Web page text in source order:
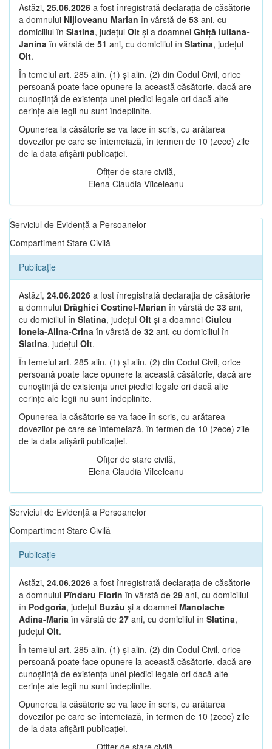
Astăzi, 25.06.2026 a fost înregistrată declarația de căsătorie
a domnului Nijloveanu Marian în vârstă de 53 ani, cu
domiciliul în Slatina, județul Olt și a doamnei Ghiță Iuliana-
Janina în vârstă de 51 ani, cu domiciliul în Slatina, județul
Olt.
În temeiul art. 285 alin. (1) și alin. (2) din Codul Civil, orice
persoană poate face opunere la această căsătorie, dacă are
cunoștință de existența unei piedici legale ori dacă alte
cerințe ale legii nu sunt îndeplinite.
Opunerea la căsătorie se va face în scris, cu arătarea
dovezilor pe care se întemeiază, în termen de 10 (zece) zile
de la data afișării publicației.
Ofițer de stare civilă,
Elena Claudia Vîlceleanu
Serviciul de Evidență a Persoanelor
Compartiment Stare Civilă
Publicație
Astăzi, 24.06.2026 a fost înregistrată declarația de căsătorie
a domnului Drăghici Costinel-Marian în vârstă de 33 ani,
cu domiciliul în Slatina, județul Olt și a doamnei Ciulcu
Ionela-Alina-Crina în vârstă de 32 ani, cu domiciliul în
Slatina, județul Olt.
În temeiul art. 285 alin. (1) și alin. (2) din Codul Civil, orice
persoană poate face opunere la această căsătorie, dacă are
cunoștință de existența unei piedici legale ori dacă alte
cerințe ale legii nu sunt îndeplinite.
Opunerea la căsătorie se va face în scris, cu arătarea
dovezilor pe care se întemeiază, în termen de 10 (zece) zile
de la data afișării publicației.
Ofițer de stare civilă,
Elena Claudia Vîlceleanu
Serviciul de Evidență a Persoanelor
Compartiment Stare Civilă
Publicație
Astăzi, 24.06.2026 a fost înregistrată declarația de căsătorie
a domnului Pîndaru Florin în vârstă de 29 ani, cu domiciliul
în Podgoria, județul Buzău și a doamnei Manolache
Adina-Maria în vârstă de 27 ani, cu domiciliul în Slatina,
județul Olt.
În temeiul art. 285 alin. (1) și alin. (2) din Codul Civil, orice
persoană poate face opunere la această căsătorie, dacă are
cunoștință de existența unei piedici legale ori dacă alte
cerințe ale legii nu sunt îndeplinite.
Opunerea la căsătorie se va face în scris, cu arătarea
dovezilor pe care se întemeiază, în termen de 10 (zece) zile
de la data afișării publicației.
Ofițer de stare civilă,